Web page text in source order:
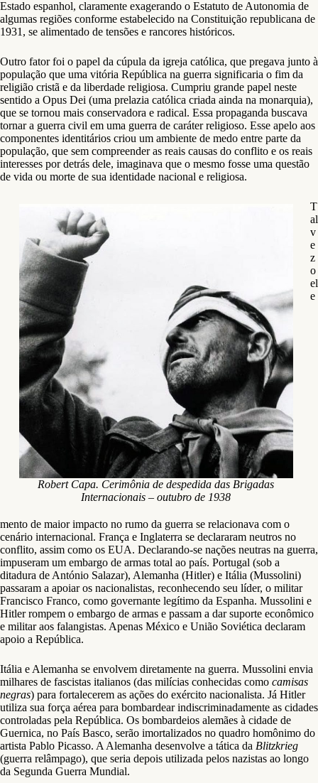
Estado espanhol, claramente exagerando o Estatuto de Autonomia de
algumas regiões conforme estabelecido na Constituição republicana de
1931, se alimentado de tensões e rancores históricos.
Outro fator foi o papel da cúpula da igreja católica, que pregava junto à
população que uma vitória República na guerra significaria o fim da
religião cristã e da liberdade religiosa. Cumpriu grande papel neste
sentido a Opus Dei (uma prelazia católica criada ainda na monarquia),
que se tornou mais conservadora e radical. Essa propaganda buscava
tornar a guerra civil em uma guerra de caráter religioso. Esse apelo aos
componentes identitários criou um ambiente de medo entre parte da
população, que sem compreender as reais causas do conflito e os reais
interesses por detrás dele, imaginava que o mesmo fosse uma questão
de vida ou morte de sua identidade nacional e religiosa.
Robert Capa. Cerimônia de despedida das Brigadas
Internacionais – outubro de 1938
T
al
v
e
z
o
el
e
mento de maior impacto no rumo da guerra se relacionava com o
cenário internacional. França e Inglaterra se declararam neutros no
conflito, assim como os EUA. Declarando-se nações neutras na guerra,
impuseram um embargo de armas total ao país. Portugal (sob a
ditadura de António Salazar), Alemanha (Hitler) e Itália (Mussolini)
passaram a apoiar os nacionalistas, reconhecendo seu líder, o militar
Francisco Franco, como governante legítimo da Espanha. Mussolini e
Hitler rompem o embargo de armas e passam a dar suporte econômico
e militar aos falangistas. Apenas México e União Soviética declaram
apoio a República.
Itália e Alemanha se envolvem diretamente na guerra. Mussolini envia
milhares de fascistas italianos (das milícias conhecidas como camisas
negras) para fortalecerem as ações do exército nacionalista. Já Hitler
utiliza sua força aérea para bombardear indiscriminadamente as cidades
controladas pela República. Os bombardeios alemães à cidade de
Guernica, no País Basco, serão imortalizados no quadro homônimo do
artista Pablo Picasso. A Alemanha desenvolve a tática da Blitzkrieg
(guerra relâmpago), que seria depois utilizada pelos nazistas ao longo
da Segunda Guerra Mundial.